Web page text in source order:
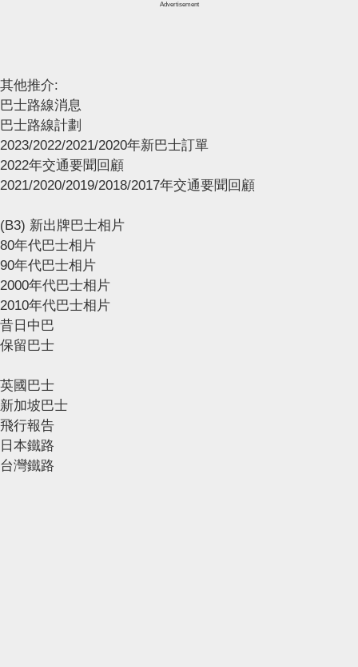
Advertisement
其他推介:
巴士路線消息
巴士路線計劃
2023/2022/2021/2020年新巴士訂單
2022年交通要聞回顧
2021/2020/2019/2018/2017年交通要聞回顧
(B3) 新出牌巴士相片
80年代巴士相片
90年代巴士相片
2000年代巴士相片
2010年代巴士相片
昔日中巴
保留巴士
英國巴士
新加坡巴士
飛行報告
日本鐵路
台灣鐵路